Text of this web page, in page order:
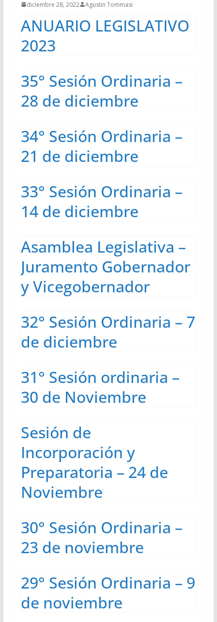
diciembre 28, 2022 Agustin Tommasi
ANUARIO LEGISLATIVO
2023
35° Sesión Ordinaria –
28 de diciembre
34° Sesión Ordinaria –
21 de diciembre
33° Sesión Ordinaria –
14 de diciembre
Asamblea Legislativa –
Juramento Gobernador
y Vicegobernador
32° Sesión Ordinaria – 7
de diciembre
31° Sesión ordinaria –
30 de Noviembre
Sesión de
Incorporación y
Preparatoria – 24 de
Noviembre
30° Sesión Ordinaria –
23 de noviembre
29° Sesión Ordinaria – 9
de noviembre